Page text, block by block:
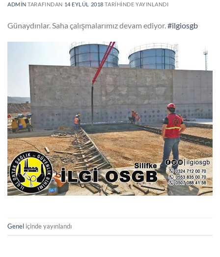
ADMIN TARAFINDAN 14 EYLÜL 2018 TARIHINDE YAYINLANDI
Günaydınlar. Saha çalışmalarımız devam ediyor.#ilgiosgb
Genel içinde yayınlandı